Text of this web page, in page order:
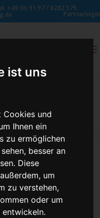
ist uns
Cookies und
Ihnen ein
zu ermöglichen
besser an
Diese
um
zu verstehen,
oder um
entwickeln.
+49 (0) 91 97 / 6282 579
Partnerlogin
3, 2017